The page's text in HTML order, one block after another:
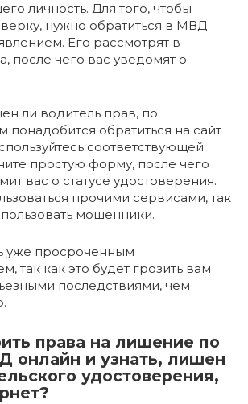
личность. Для того, чтобы
нужно обратиться в МВД
Его рассмотрят в
после чего вас уведомят о
ли водитель прав, по
понадобится обратиться на сайт
соответствующей
простую форму, после чего
вас о статусе удостоверения.
прочими сервисами, так
мошенники.
уже просроченным
так как это будет грозить вам
последствиями, чем
права на лишение по
онлайн и узнать, лишен
удостоверения,